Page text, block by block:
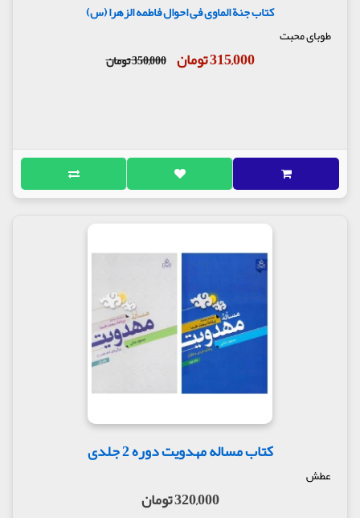
کتاب جنة الماوی فی احوال فاطمه الزهرا (س)
طوبای محبت
315,000 تومان 350,000 تومان
کتاب مساله مهدویت دوره 2 جلدی
عطش
320,000 تومان